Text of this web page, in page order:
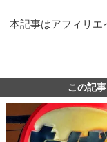
本記事はアフィリエ
この記